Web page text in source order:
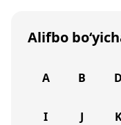
Alifbo
A B D
I J